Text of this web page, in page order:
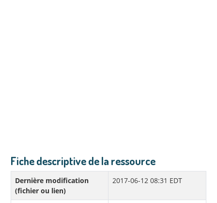
Fiche descriptive de la ressource
Dernière modification
(fichier ou lien)
2017-06-12 08:31 EDT